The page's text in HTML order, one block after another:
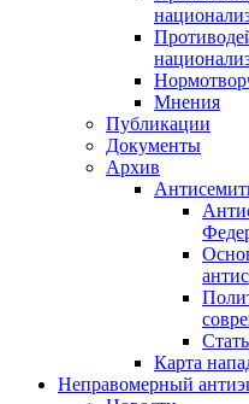
Мнения
Публикации
Документы
Архив
Карта
Неправомерный